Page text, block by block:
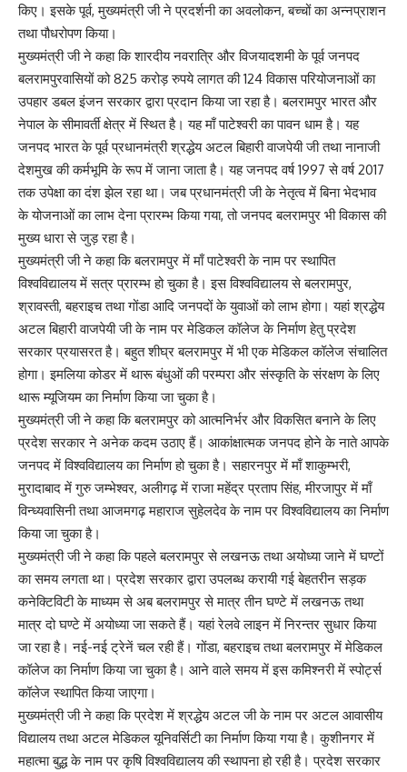
किए। इसके पूर्व, मुख्यमंत्री जी ने प्रदर्शनी का अवलोकन, बच्चों का अन्नप्राशन
तथा पौधरोपण किया।
मुख्यमंत्री जी ने कहा कि शारदीय नवरात्रि और विजयादशमी के पूर्व जनपद
बलरामपुरवासियों को 825 करोड़ रुपये लागत की 124 विकास परियोजनाओं का
उपहार डबल इंजन सरकार द्वारा प्रदान किया जा रहा है। बलरामपुर भारत और
नेपाल के सीमावर्ती क्षेत्र में स्थित है। यह माँ पाटेश्वरी का पावन धाम है। यह
जनपद भारत के पूर्व प्रधानमंत्री श्रद्धेय अटल बिहारी वाजपेयी जी तथा नानाजी
देशमुख की कर्मभूमि के रूप में जाना जाता है। यह जनपद वर्ष 1997 से वर्ष 2017
तक उपेक्षा का दंश झेल रहा था। जब प्रधानमंत्री जी के नेतृत्व में बिना भेदभाव
के योजनाओं का लाभ देना प्रारम्भ किया गया, तो जनपद बलरामपुर भी विकास की
मुख्य धारा से जुड़ रहा है।
मुख्यमंत्री जी ने कहा कि बलरामपुर में माँ पाटेश्वरी के नाम पर स्थापित
विश्वविद्यालय में सत्र प्रारम्भ हो चुका है। इस विश्वविद्यालय से बलरामपुर,
श्रावस्ती, बहराइच तथा गोंडा आदि जनपदों के युवाओं को लाभ होगा। यहां श्रद्धेय
अटल बिहारी वाजपेयी जी के नाम पर मेडिकल कॉलेज के निर्माण हेतु प्रदेश
सरकार प्रयासरत है। बहुत शीघ्र बलरामपुर में भी एक मेडिकल कॉलेज संचालित
होगा। इमलिया कोडर में थारू बंधुओं की परम्परा और संस्कृति के संरक्षण के लिए
थारू म्यूजियम का निर्माण किया जा चुका है।
मुख्यमंत्री जी ने कहा कि बलरामपुर को आत्मनिर्भर और विकसित बनाने के लिए
प्रदेश सरकार ने अनेक कदम उठाए हैं। आकांक्षात्मक जनपद होने के नाते आपके
जनपद में विश्वविद्यालय का निर्माण हो चुका है। सहारनपुर में माँ शाकुम्भरी,
मुरादाबाद में गुरु जम्भेश्वर, अलीगढ़ में राजा महेंद्र प्रताप सिंह, मीरजापुर में माँ
विन्ध्यवासिनी तथा आजमगढ़ महाराज सुहेलदेव के नाम पर विश्वविद्यालय का निर्माण
किया जा चुका है।
मुख्यमंत्री जी ने कहा कि पहले बलरामपुर से लखनऊ तथा अयोध्या जाने में घण्टों
का समय लगता था। प्रदेश सरकार द्वारा उपलब्ध करायी गई बेहतरीन सड़क
कनेक्टिविटी के माध्यम से अब बलरामपुर से मात्र तीन घण्टे में लखनऊ तथा
मात्र दो घण्टे में अयोध्या जा सकते हैं। यहां रेलवे लाइन में निरन्तर सुधार किया
जा रहा है। नई-नई ट्रेनें चल रही हैं। गोंडा, बहराइच तथा बलरामपुर में मेडिकल
कॉलेज का निर्माण किया जा चुका है। आने वाले समय में इस कमिश्नरी में स्पोर्ट्स
कॉलेज स्थापित किया जाएगा।
मुख्यमंत्री जी ने कहा कि प्रदेश में श्रद्धेय अटल जी के नाम पर अटल आवासीय
विद्यालय तथा अटल मेडिकल यूनिवर्सिटी का निर्माण किया गया है। कुशीनगर में
महात्मा बुद्ध के नाम पर कृषि विश्वविद्यालय की स्थापना हो रही है। प्रदेश सरकार